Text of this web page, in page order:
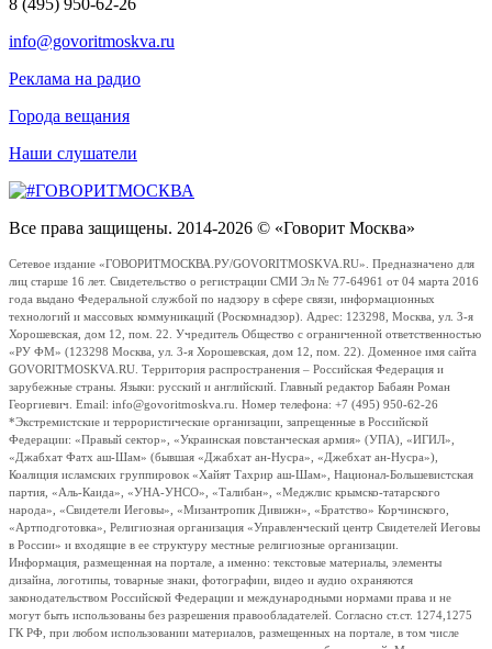
info@govoritmoskva.ru
Реклама на радио
Города вещания
Наши слушатели
Все права защищены. 2014-2026 © «Говорит Москва»
Сетевое издание «ГОВОРИТМОСКВА.РУ/GOVORITMOSKVA.RU». Предназначено для
лиц старше 16 лет. Свидетельство о регистрации СМИ Эл № 77-64961 от 04 марта 2016
года выдано Федеральной службой по надзору в сфере связи, информационных
технологий и массовых коммуникаций (Роскомнадзор). Адрес: 123298, Москва, ул. 3-я
Хорошевская, дом 12, пом. 22. Учредитель Общество с ограниченной ответственностью
«РУ ФМ» (123298 Москва, ул. 3-я Хорошевская, дом 12, пом. 22). Доменное имя сайта
GOVORITMOSKVA.RU. Территория распространения – Российская Федерация и
зарубежные страны. Языки: русский и английский. Главный редактор Бабаян Роман
Георгиевич. Email: info@govoritmoskva.ru. Номер телефона: +7 (495) 950-62-26
*Экстремистские и террористические организации, запрещенные в Российской
Федерации: «Правый сектор», «Украинская повстанческая армия» (УПА), «ИГИЛ»,
«Джабхат Фатх аш-Шам» (бывшая «Джабхат ан-Нусра», «Джебхат ан-Нусра»),
Коалиция исламских группировок «Хайят Тахрир аш-Шам», Национал-Большевистская
партия, «Аль-Каида», «УНА-УНСО», «Талибан», «Меджлис крымско-татарского
народа», «Свидетели Иеговы», «Мизантропик Дивижн», «Братство» Корчинского,
«Артподготовка», Религиозная организация «Управленческий центр Свидетелей Иеговы
в России» и входящие в ее структуру местные религиозные организации.
Информация, размещенная на портале, а именно: текстовые материалы, элементы
дизайна, логотипы, товарные знаки, фотографии, видео и аудио охраняются
законодательством Российской Федерации и международными нормами права и не
могут быть использованы без разрешения правообладателей. Согласно ст.ст. 1274,1275
ГК РФ, при любом использовании материалов, размещенных на портале, в том числе